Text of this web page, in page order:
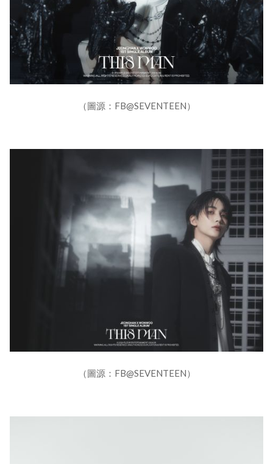
（圖源：FB@SEVENTEEN）
（圖源：FB@SEVENTEEN）